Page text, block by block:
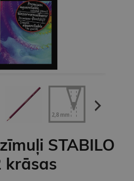
STABILO
krāsas